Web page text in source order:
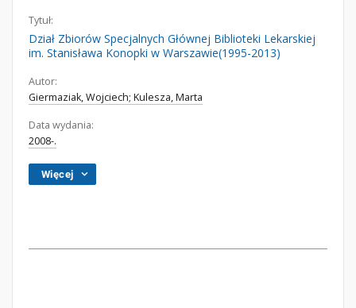
Tytuł:
Dział Zbiorów Specjalnych Głównej Biblioteki Lekarskiej
im. Stanisława Konopki w Warszawie(1995-2013)
Autor:
Giermaziak, Wojciech; Kulesza, Marta
Data wydania:
2008-.
Więcej